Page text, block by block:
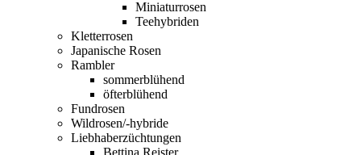
Miniaturrosen
Teehybriden
Kletterrosen
Japanische Rosen
Rambler
sommerblühend
öfterblühend
Fundrosen
Wildrosen/-hybride
Liebhaberzüchtungen
Bettina Reister